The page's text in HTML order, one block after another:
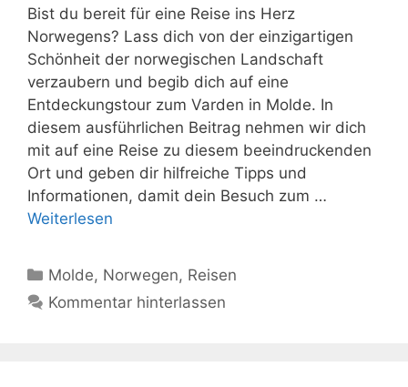
Bist du bereit für eine Reise ins Herz
Norwegens? Lass dich von der einzigartigen
Schönheit der norwegischen Landschaft
verzaubern und begib dich auf eine
Entdeckungstour zum Varden in Molde. In
diesem ausführlichen Beitrag nehmen wir dich
mit auf eine Reise zu diesem beeindruckenden
Ort und geben dir hilfreiche Tipps und
Informationen, damit dein Besuch zum …
Weiterlesen
Kategorien
Molde, Norwegen, Reisen
Kommentar hinterlassen